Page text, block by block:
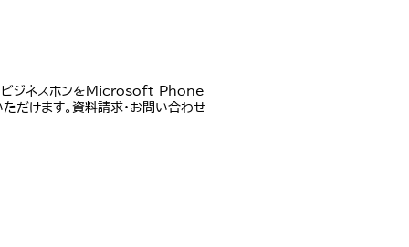
ビジネスホンをMicrosoft Phone
だけます。資料請求・お問い合わせ